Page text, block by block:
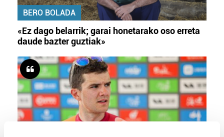
BERO BOLADA
«Ez dago belarrik; garai honetarako oso erreta
daude bazter guztiak»